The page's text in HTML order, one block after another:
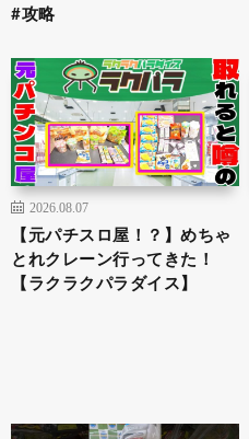
#攻略
2026.08.07
【元パチスロ屋！？】めちゃ
とれクレーン行ってきた！
【ラクラクパラダイス】